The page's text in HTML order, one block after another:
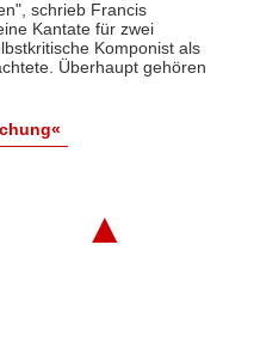
schrieb Francis
Kantate für zwei
Komponist als
Überhaupt gehören
▲